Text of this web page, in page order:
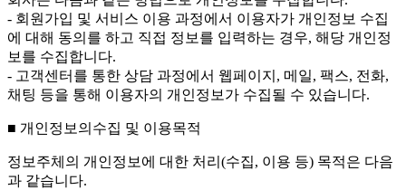
- 회원가입 및 서비스 이용 과정에서 이용자가 개인정보 수집
에 대해 동의를 하고 직접 정보를 입력하는 경우, 해당 개인정
보를 수집합니다.
- 고객센터를 통한 상담 과정에서 웹페이지, 메일, 팩스, 전화,
채팅 등을 통해 이용자의 개인정보가 수집될 수 있습니다.
■ 개인정보의수집 및 이용목적
정보주체의 개인정보에 대한 처리(수집, 이용 등) 목적은 다음
과 같습니다.